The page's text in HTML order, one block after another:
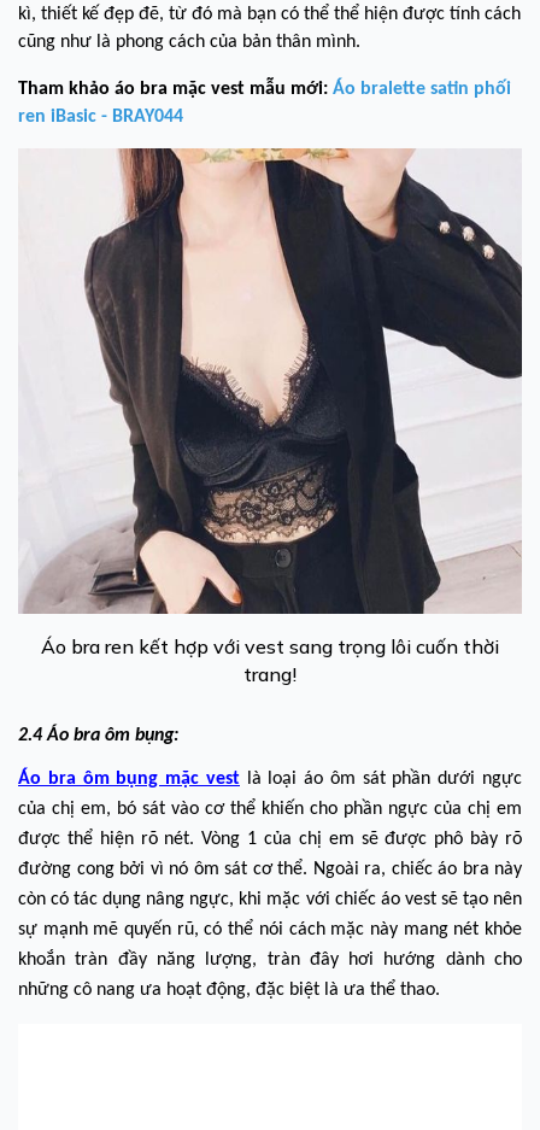
kì, thiết kế đẹp đẽ, từ đó mà bạn có thể thể hiện được tính cách
cũng như là phong cách của bản thân mình.
Tham khảo áo bra mặc vest mẫu mới: Áo bralette satin phối
ren iBasic - BRAY044
Áo bra ren kết hợp với vest sang trọng lôi cuốn thời
trang!
2.4 Áo bra ôm bụng:
Áo bra ôm bụng mặc vestlà loại áo ôm sát phần dưới ngực
của chị em, bó sát vào cơ thể khiến cho phần ngực của chị em
được thể hiện rõ nét. Vòng 1 của chị em sẽ được phô bày rõ
đường cong bởi vì nó ôm sát cơ thể. Ngoài ra, chiếc áo bra này
còn có tác dụng nâng ngực, khi mặc với chiếc áo vest sẽ tạo nên
sự mạnh mẽ quyến rũ, có thể nói cách mặc này mang nét khỏe
khoắn tràn đầy năng lượng, tràn đây hơi hướng dành cho
những cô nang ưa hoạt động, đặc biệt là ưa thể thao.